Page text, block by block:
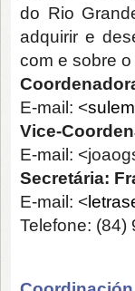
do Rio
adquirir e
com e sobre
E-mail: <
Vice-
E-mail:
Secretária:
E-mail: <
Telefone: (84)